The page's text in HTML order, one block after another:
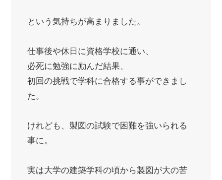
という気持ちが高まりました。
仕事後や休日に資格学校に通い、
必死に勉強に励んだ結果、
初回の挑戦で学科に合格する事ができまし
た。
けれども、製図の試験で困難を強いられる
事に。
実は大学の建築学科の頃から製図が大の苦